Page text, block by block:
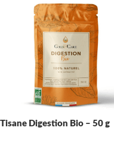
Tisane Digestion Bio – 50 g